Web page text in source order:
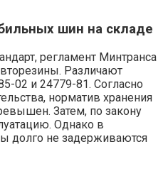
шин на складе
регламент Минтранса
Различают
02 и 24779-81. Согласно
норматив хранения
Затем, по закону
Однако в
долго не задерживаются